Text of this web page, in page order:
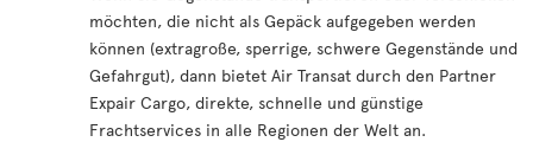
möchten, die nicht als Gepäck aufgegeben werden
können (extragroße, sperrige, schwere Gegenstände und
Gefahrgut), dann bietet Air Transat durch den Partner
Expair Cargo, direkte, schnelle und günstige
Frachtservices in alle Regionen der Welt an.